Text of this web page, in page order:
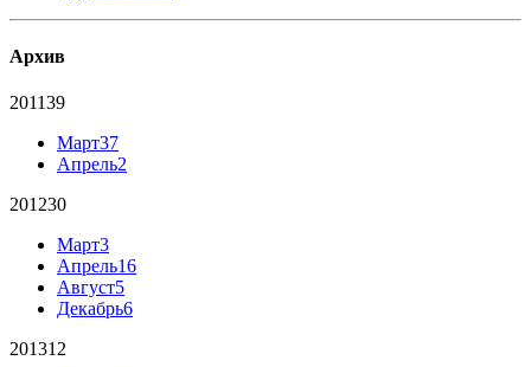
Архив
201139
Март37
Апрель2
201230
Март3
Апрель16
Август5
Декабрь6
201312